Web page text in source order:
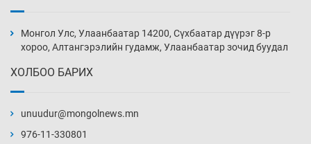
Уржигдар 13 цаг 30 мин
Уржигдар 13 цаг 00 мин
Монгол Улс, Улаанбаатар 14200, Сүхбаатар дүүрэг 8-р
хороо, Алтангэрэлийн гудамж, Улаанбаатар зочид буудал
ХОЛБОО БАРИХ
unuudur@mongolnews.mn
976-11-330801